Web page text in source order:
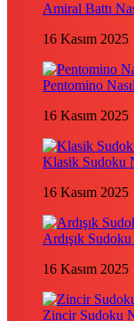
Amiral Battı
16 Kasım 2025
Pentomino
16 Kasım 2025
Klasik Sudoku
16 Kasım 2025
Ardışık
16 Kasım 2025
Zincir Sudoku